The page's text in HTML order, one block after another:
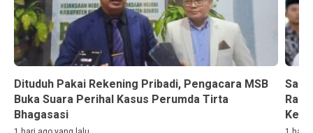
Dituduh Pakai Rekening Pribadi, Pengacara MSB
Buka Suara Perihal Kasus Perumda Tirta
Bhagasasi